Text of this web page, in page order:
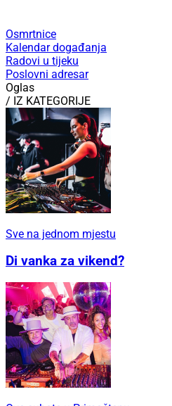
Osmrtnice
Kalendar događanja
Radovi u tijeku
Poslovni adresar
Oglas
/ IZ KATEGORIJE
Sve na jednom mjestu
Di vanka za vikend?